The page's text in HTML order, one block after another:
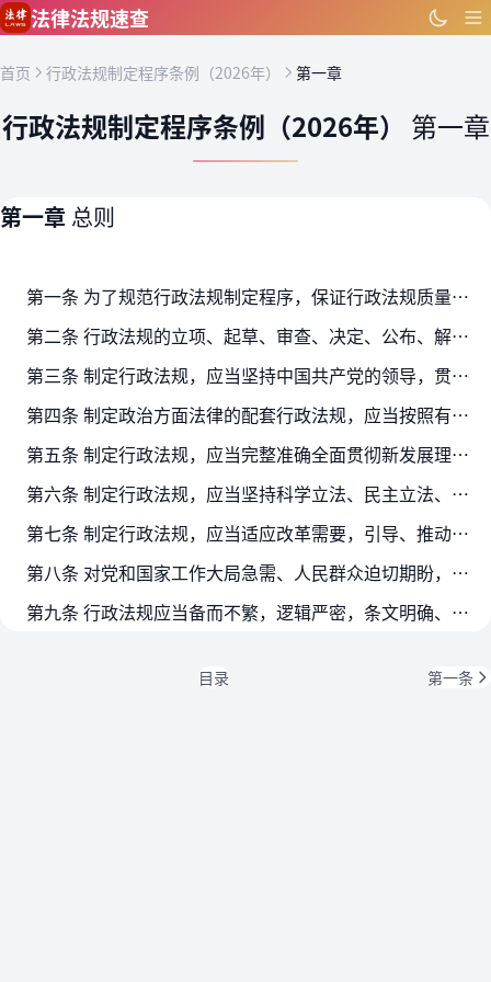
跳到主要内容
法律法规速查
首页 行政法规制定程序条例（2026年） 第一章
行政法规制定程序条例（2026年） 第一章
第一章 总则
第一条 为了规范行政法规制定程序，保证行政法规质量，根据宪法、立法法和国务院组织法的有关规定，制定本条例。
第二条 行政法规的立项、起草、审查、决定、公布、解释，适用本条例。
第三条 制定行政法规，应当坚持中国共产党的领导，贯彻落实党的路线方针政策和决策部署。
第四条 制定政治方面法律的配套行政法规，应当按照有关规定及时报告党中央。
第五条 制定行政法规，应当完整准确全面贯彻新发展理念，统筹发展和安全，注重立法与改革、发展、稳定相协同，注重保障和促进社会公平正义，优化法治化营商环境，服务高质量发展和…
第六条 制定行政法规，应当坚持科学立法、民主立法、依法立法，增强立法的系统性、整体性、协同性、时效性。
第七条 制定行政法规，应当适应改革需要，引导、推动、规范、保障相关改革。
第八条 对党和国家工作大局急需、人民群众迫切期盼，调整范围单一、有关方面没有较大争议的行政法规，应当快速响应，优化工作方式，加快相关立法工作。
第九条 行政法规应当备而不繁，逻辑严密，条文明确、具体，用语准确、简洁，具有可操作性。
目录 第一条